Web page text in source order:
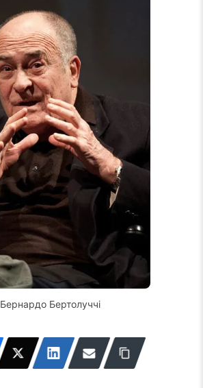
Бернардо Бертолуччі